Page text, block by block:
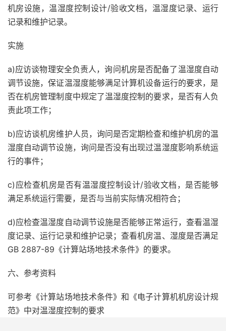
机房设施，温湿度控制设计/验收文档，温湿度记录、运行
记录和维护记录。
实施
a)应访谈物理安全负责人，询问机房是否配备了温湿度自动
调节设施，保证温湿度能够满足计算机设备运行的要求，是
否在机房管理制度中规定了温湿度控制的要求，是否有人负
责此项工作；
b)应访谈机房维护人员，询问是否定期检查和维护机房的温
湿度自动调节设施，询问是否没有出现过温湿度影响系统运
行的事件；
c)应检查机房是否有温湿度控制设计/验收文档，是否能够
满足系统运行需要，是否与当前实际情况相符合；
d)应检查温湿度自动调节设施是否能够正常运行，查看温湿
度记录、运行记录和维护记录；查看机房温、湿度是否满足
GB 2887-89《计算站场地技术条件》的要求。
六、参考资料
可参考《计算站场地技术条件》和《电子计算机机房设计规
范》中对温湿度控制的要求